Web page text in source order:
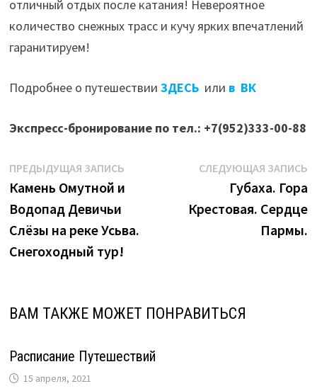
отличный отдых после катания! Невероятное
количество снежных трасс и кучу ярких впечатлений
гаранитируем!
Подробнее о путешествии ЗДЕСЬили в ВК
Экспресс-бронирование по тел.: +7(952)333-00-88
Навигация
по
записям
ПРЕДЫДУЩАЯ ЗАПИСЬПредыдущая
запись:
Камень Омутной и
Водопад Девичьи
Слёзы на реке Усьва.
Снегоходный тур!
СЛЕДУЮЩАЯ ЗАПИСЬ
Губаха. Гора
Крестовая. Сердце
Пармы.
ВАМ ТАКЖЕ МОЖЕТ ПОНРАВИТЬСЯ
Расписание Путешествий
15 апреля, 2021